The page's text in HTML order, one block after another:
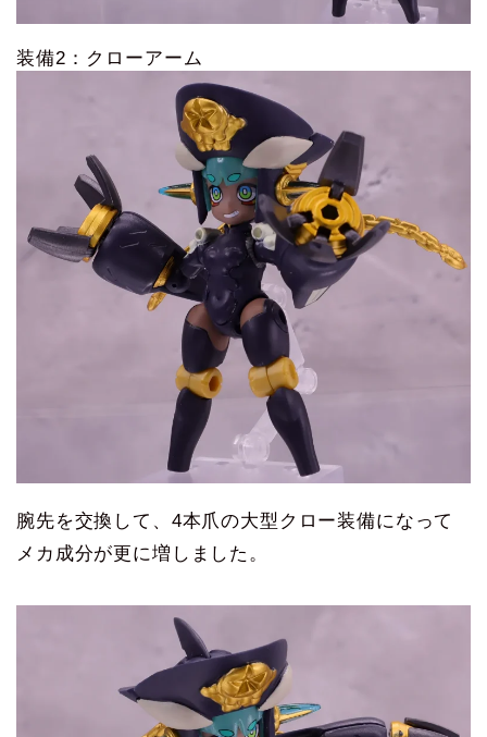
装備2：クローアーム
腕先を交換して、4本爪の大型クロー装備になって
メカ成分が更に増しました。